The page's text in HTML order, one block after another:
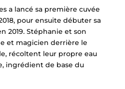
a lancé sa première cuvée
pour ensuite débuter sa
2019. Stéphanie et son
et magicien derrière le
récoltent leur propre eau
ingrédient de base du